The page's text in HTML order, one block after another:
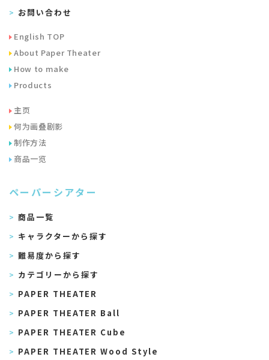
お問い合わせ
English TOP
About Paper Theater
How to make
Products
主页
何为画叠剧影
制作方法
商品一览
ペーパーシアター
商品一覧
キャラクターから探す
難易度から探す
カテゴリーから探す
PAPER THEATER
PAPER THEATER Ball
PAPER THEATER Cube
PAPER THEATER Wood Style